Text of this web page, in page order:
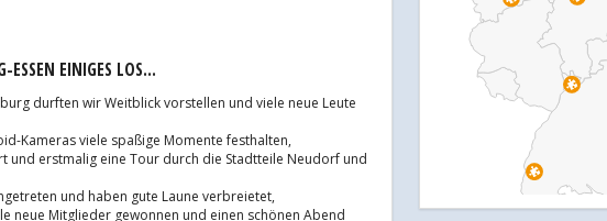
ESSEN EINIGES LOS…
durften wir Weitblick vorstellen und viele neue Leute
Kameras viele spaßige Momente festhalten,
erstmalig eine Tour durch die Stadtteile Neudorf und
und haben gute Laune verbreietet,
neue Mitglieder gewonnen und einen schönen Abend